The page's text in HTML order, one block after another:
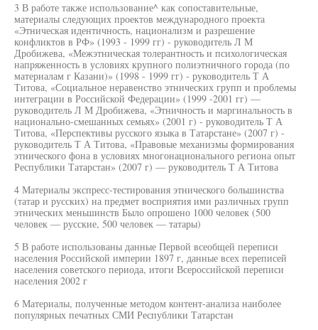
3 В работе также использование^ как сопоставительные,
материалы следующих проектов международного проекта
«Этническая идентичность, национализм и разрешение
конфликтов в РФ» (1993 - 1999 гг) - руководитель Л М
Дробижева, «Межэтническая толерантность и психологическая
напряженность в условиях крупного полиэтничного города (по
материалам г Казани)» (1998 - 1999 гг) - руководитель Т А
Титова, «Социальное неравенство этнических групп и проблемы
интеграции в Российской Федерации» (1999 -2001 гг) —
руководитель Л М Дробижева, «Этничность и маргинальность в
национально-смешанных семьях» (2001 г) - руководитель Т А
Титова, «Перспективы русского языка в Татарстане» (2007 г) -
руководитель Т А Титова, «Правовые механизмы формирования
этнического фона в условиях многонационального региона опыт
Республики Татарстан» (2007 г) — руководитель Т А Титова
4 Материалы экспресс-тестирования этнического большинства
(татар и русских) на предмет восприятия ими различных групп
этнических меньшинств Было опрошено 1000 человек (500
человек — русские, 500 человек — татары)
5 В работе использованы данные Первой всеобщей переписи
населения Российской империи 1897 г, данные всех переписей
населения советского периода, итоги Всероссийской переписи
населения 2002 г
6 Материалы, полученные методом контент-анализа наиболее
популярных печатных СМИ Республики Татарстан